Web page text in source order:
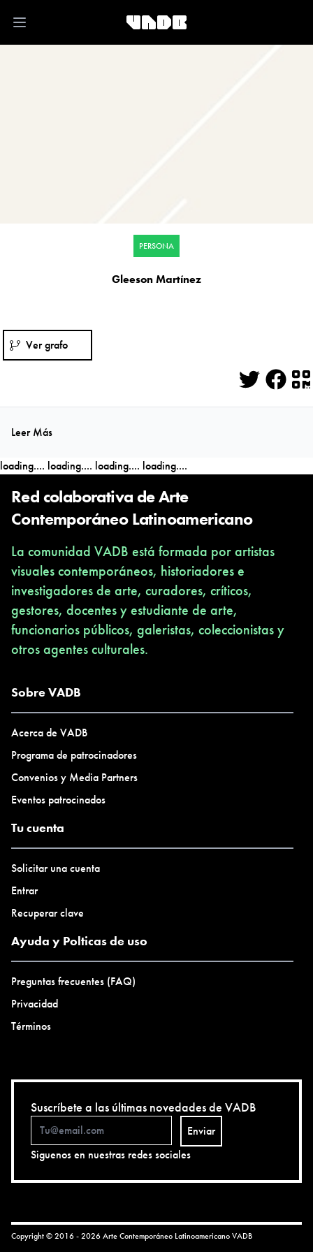
Open main menu
PERSONA
Gleeson Martínez
Ver grafo
Twitter
Leer Más
loading.... loading.... loading.... loading....
Red colaborativa de Arte
Contemporáneo Latinoamericano
La comunidad VADB está formada por artistas
visuales contemporáneos, historiadores e
investigadores de arte, curadores, críticos,
gestores, docentes y estudiante de arte,
funcionarios públicos, galeristas, coleccionistas y
otros agentes culturales.
Sobre VADB
Acerca de VADB
Programa de patrocinadores
Convenios y Media Partners
Eventos patrocinados
Tu cuenta
Solicitar una cuenta
Entrar
Recuperar clave
Ayuda y Polticas de uso
Preguntas frecuentes (FAQ)
Privacidad
Términos
Suscríbete a las últimas novedades de VADB
Enviar
Siguenos en nuestras redes sociales
Copyright © 2016 - 2026 Arte Contemporáneo LatinoamericanoVADB